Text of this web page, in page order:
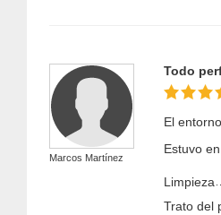
Marcos Martínez
Todo
El
Estuvo en
Limpieza
Trato del